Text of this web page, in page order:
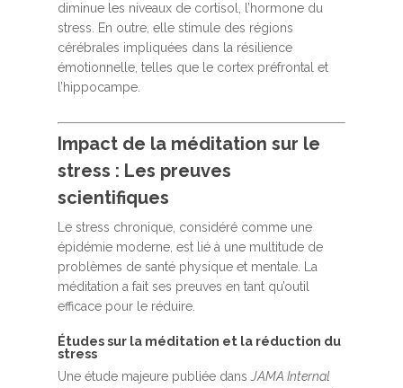
diminue les niveaux de cortisol, l’hormone du
stress. En outre, elle stimule des régions
cérébrales impliquées dans la résilience
émotionnelle, telles que le cortex préfrontal et
l’hippocampe.
Impact de la méditation sur le
stress : Les preuves
scientifiques
Le stress chronique, considéré comme une
épidémie moderne, est lié à une multitude de
problèmes de santé physique et mentale. La
méditation a fait ses preuves en tant qu’outil
efficace pour le réduire.
Études sur la méditation et la réduction du
stress
Une étude majeure publiée dans JAMA Internal